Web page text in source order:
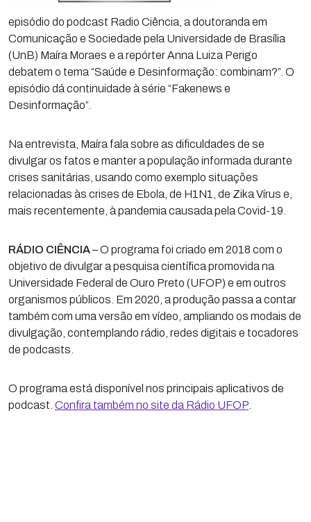
episódio do podcast Radio Ciência, a doutoranda em
Comunicação e Sociedade pela Universidade de Brasília
(UnB) Maíra Moraes e a repórter Anna Luiza Perigo
debatem o tema “Saúde e Desinformação: combinam?”. O
episódio dá continuidade à série “Fakenews e
Desinformação”.
Na entrevista, Maíra fala sobre as dificuldades de se
divulgar os fatos e manter a população informada durante
crises sanitárias, usando como exemplo situações
relacionadas às crises de Ebola, de H1N1, de Zika Vírus e,
mais recentemente, à pandemia causada pela Covid-19.
RÁDIO CIÊNCIA– O programa foi criado em 2018 com o
objetivo de divulgar a pesquisa científica promovida na
Universidade Federal de Ouro Preto (UFOP) e em outros
organismos públicos. Em 2020, a produção passa a contar
também com uma versão em vídeo, ampliando os modais de
divulgação, contemplando rádio, redes digitais e tocadores
de podcasts.
O programa está disponível nos principais aplicativos de
podcast. Confira também no site da Rádio UFOP